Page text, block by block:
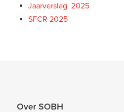
Jaarverslag 2025
SFCR 2025
Over SOBH